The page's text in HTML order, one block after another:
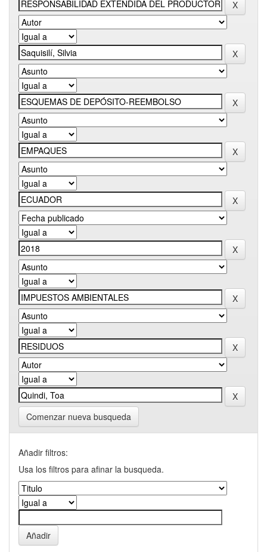
Comenzar nueva busqueda
Añadir filtros:
Usa los filtros para afinar la busqueda.